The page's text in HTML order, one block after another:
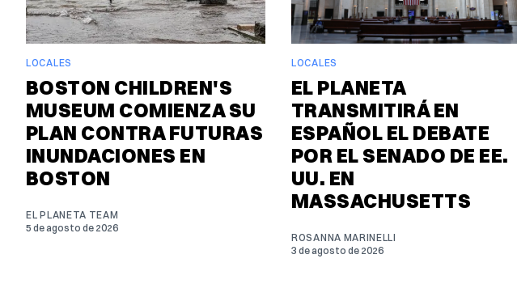
LOCALES
BOSTON CHILDREN'S
MUSEUM COMIENZA SU
PLAN CONTRA FUTURAS
INUNDACIONES EN
BOSTON
EL PLANETA TEAM
5 de agosto de 2026
LOCALES
EL PLANETA
TRANSMITIRÁ EN
ESPAÑOL EL DEBATE
POR EL SENADO DE EE.
UU. EN
MASSACHUSETTS
ROSANNA MARINELLI
3 de agosto de 2026